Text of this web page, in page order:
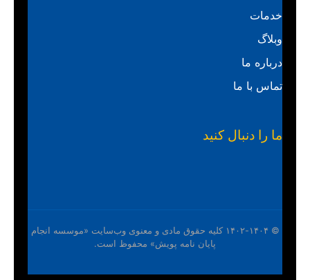
خدمات
وبلاگ
درباره ما
تماس با ما
ما را دنبال کنید
© ۱۴۰۲-۱۴۰۴ کلیه حقوق مادی و معنوی وب‌سایت «موسسه انجام
پایان نامه پویش» محفوظ است.